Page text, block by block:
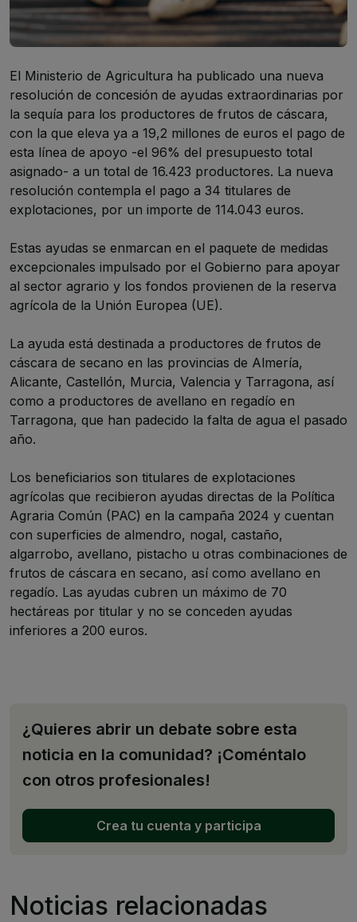
El Ministerio de Agricultura ha publicado una nueva
resolución de concesión de ayudas extraordinarias por
la sequía para los productores de frutos de cáscara,
con la que eleva ya a 19,2 millones de euros el pago de
esta línea de apoyo -el 96% del presupuesto total
asignado- a un total de 16.423 productores. La nueva
resolución contempla el pago a 34 titulares de
explotaciones, por un importe de 114.043 euros.
Estas ayudas se enmarcan en el paquete de medidas
excepcionales impulsado por el Gobierno para apoyar
al sector agrario y los fondos provienen de la reserva
agrícola de la Unión Europea (UE).
La ayuda está destinada a productores de frutos de
cáscara de secano en las provincias de Almería,
Alicante, Castellón, Murcia, Valencia y Tarragona, así
como a productores de avellano en regadío en
Tarragona, que han padecido la falta de agua el pasado
año.
Los beneficiarios son titulares de explotaciones
agrícolas que recibieron ayudas directas de la Política
Agraria Común (PAC) en la campaña 2024 y cuentan
con superficies de almendro, nogal, castaño,
algarrobo, avellano, pistacho u otras combinaciones de
frutos de cáscara en secano, así como avellano en
regadío. Las ayudas cubren un máximo de 70
hectáreas por titular y no se conceden ayudas
inferiores a 200 euros.
¿Quieres abrir un debate sobre esta
noticia en la comunidad? ¡Coméntalo
con otros profesionales!
Crea tu cuenta y participa
Noticias relacionadas